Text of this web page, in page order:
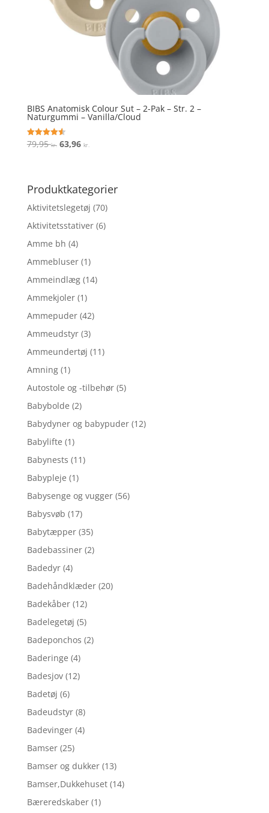
BIBS Anatomisk Colour Sut – 2-Pak – Str. 2 –
Naturgummi – Vanilla/Cloud
Vurderet
4.6
79,95kr. Den
var:
79,95 kr..
63,96 kr.
er:
63,96 kr..
Produktkategorier
Aktivitetslegetøj (70)
Aktivitetsstativer (6)
Amme bh (4)
Ammebluser (1)
Ammeindlæg (14)
Ammekjoler (1)
Ammepuder (42)
Ammeudstyr (3)
Ammeundertøj (11)
Amning (1)
Autostole og -tilbehør (5)
Babybolde (2)
Babydyner og babypuder (12)
Babylifte (1)
Babynests (11)
Babypleje (1)
Babysenge og vugger (56)
Babysvøb (17)
Babytæpper (35)
Badebassiner (2)
Badedyr (4)
Badehåndklæder (20)
Badekåber (12)
Badelegetøj (5)
Badeponchos (2)
Baderinge (4)
Badesjov (12)
Badetøj (6)
Badeudstyr (8)
Badevinger (4)
Bamser (25)
Bamser og dukker (13)
Bamser,Dukkehuset (14)
Bæreredskaber (1)